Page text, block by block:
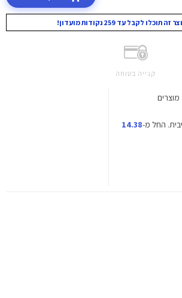
לקבל עד 259 נקודות מועדון!
קנייה בטוחה
החל מ-14.38